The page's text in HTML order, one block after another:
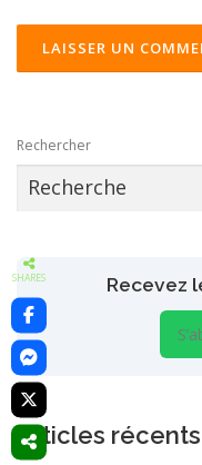
Rechercher
Recevez
Articles récents
SHARES